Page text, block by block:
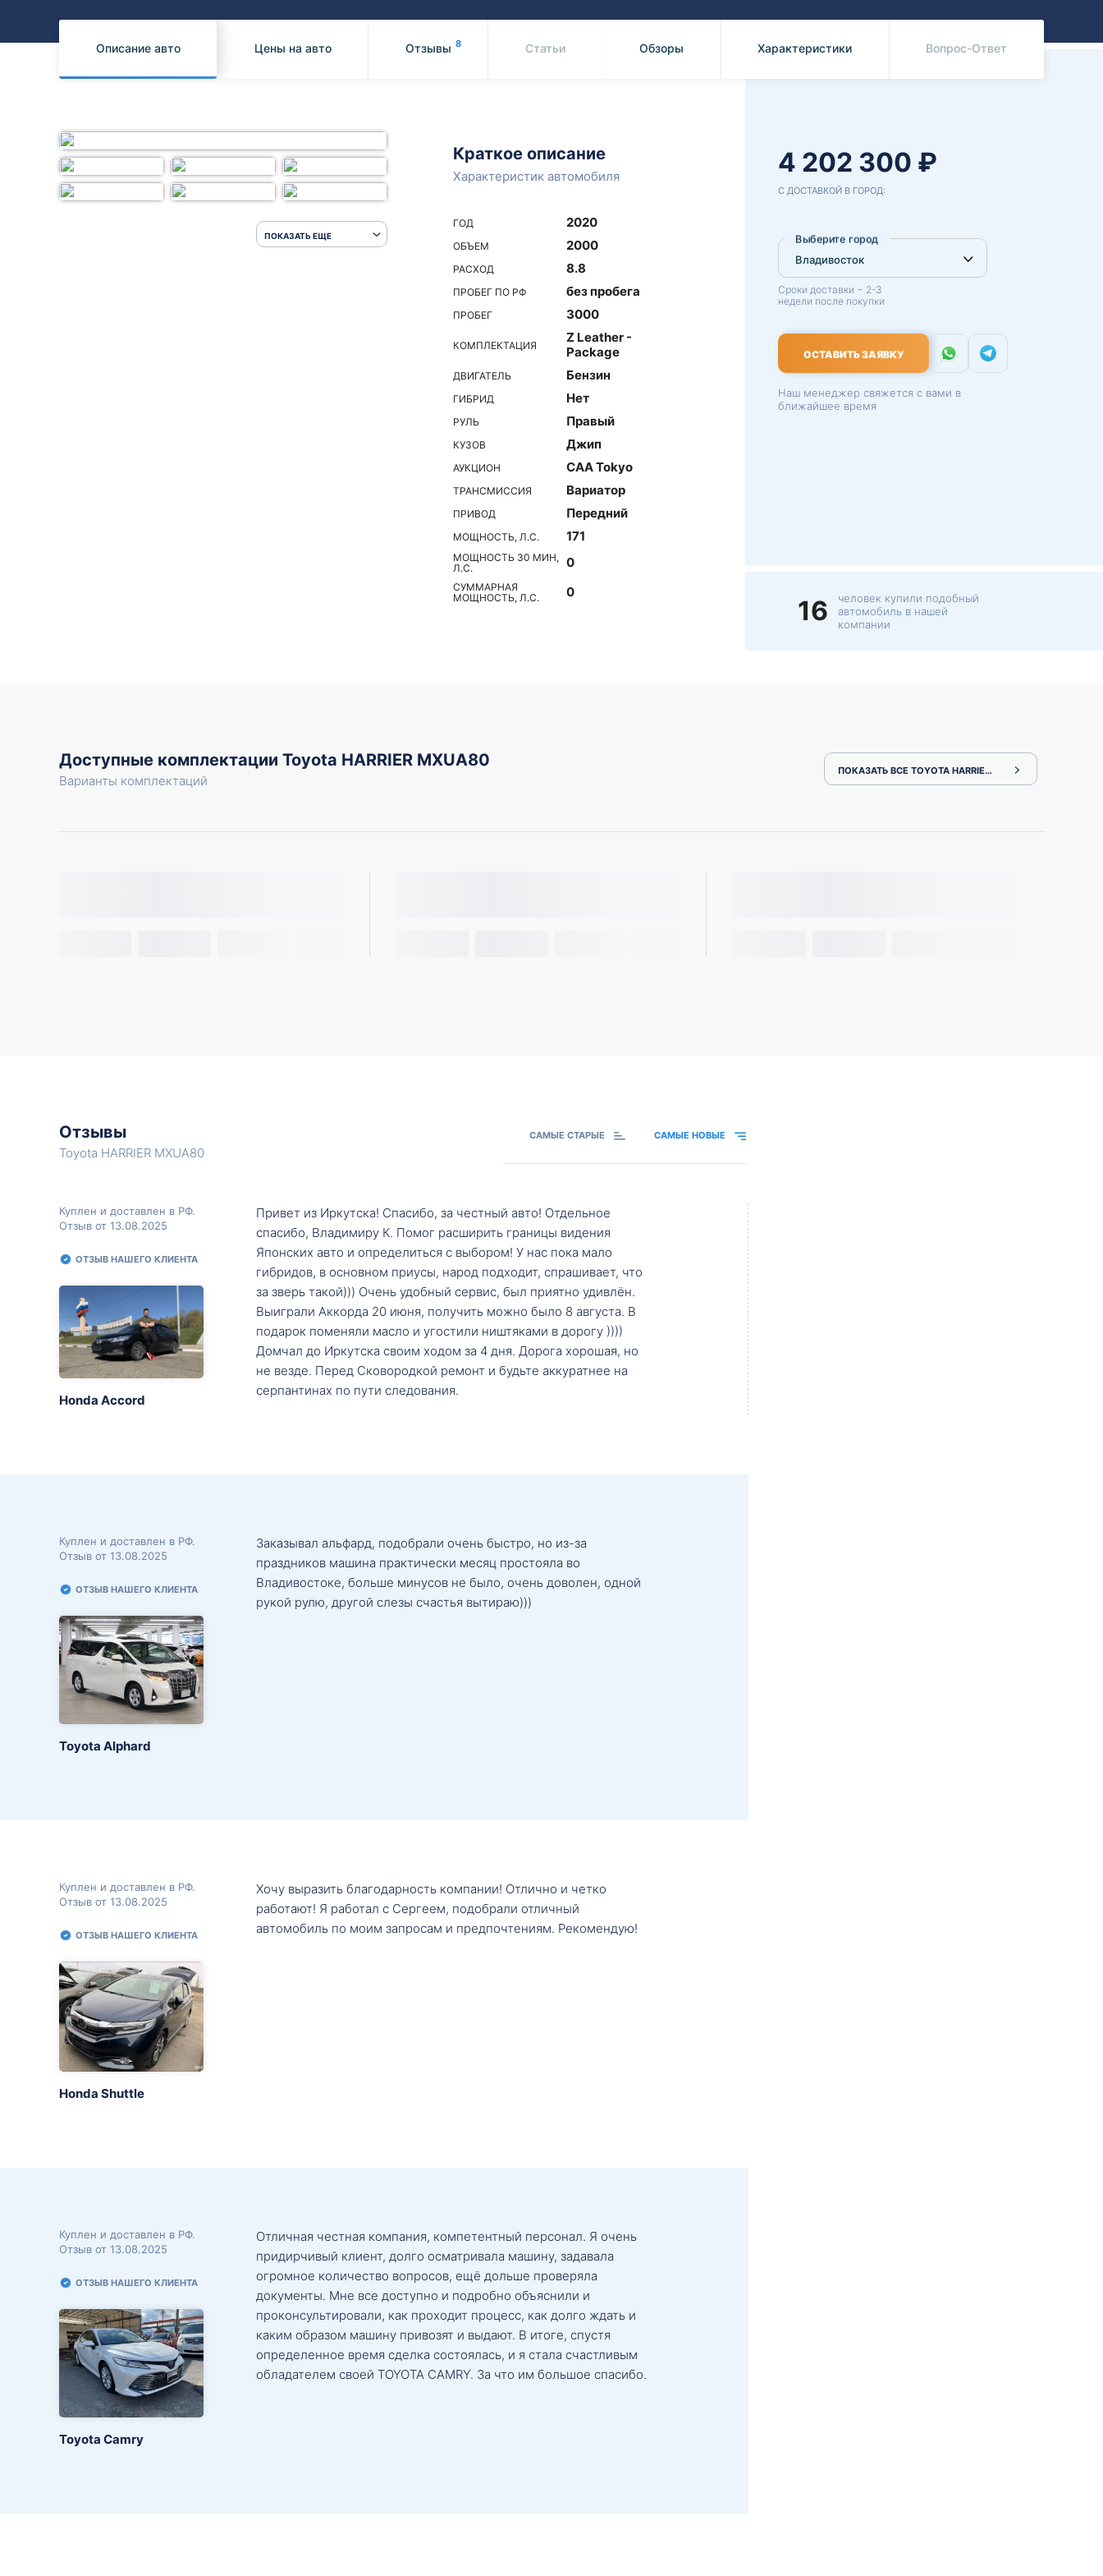
Subaru
Описание авто Цены на авто Отзывы 8 Статьи Обзоры Характеристики Вопрос-Ответ
ПОКАЗАТЬ ЕЩЕ
Краткое описание
Характеристик автомобиля
ГОД 2020
ОБЪЕМ 2000
РАСХОД 8.8
ПРОБЕГ ПО РФ без пробега
ПРОБЕГ 3000
КОМПЛЕКТАЦИЯ
Z Leather -
Package
ДВИГАТЕЛЬ Бензин
ГИБРИД Нет
РУЛЬ Правый
КУЗОВ Джип
АУКЦИОН CAA Tokyo
ТРАНСМИССИЯ Вариатор
ПРИВОД Передний
МОЩНОСТЬ, Л.С. 171
МОЩНОСТЬ 30 МИН,
Л.С.
0
СУММАРНАЯ
МОЩНОСТЬ, Л.С.
0
4 202 300 ₽
С ДОСТАВКОЙ В ГОРОД:
Выберите город
Сроки доставки ~ 2-3
недели после покупки
ОСТАВИТЬ ЗАЯВКУ
Наш менеджер свяжется с вами в
ближайшее время
16
человек купили подобный
автомобиль в нашей
компании
Доступные комплектации Toyota HARRIER MXUA80
Варианты комплектаций
ПОКАЗАТЬ ВСЕ TOYOTA HARRIER MXUA80
Отзывы
Toyota HARRIER MXUA80
САМЫЕ СТАРЫЕ САМЫЕ НОВЫЕ
Куплен и доставлен в РФ.
Отзыв от 13.08.2025
ОТЗЫВ НАШЕГО КЛИЕНТА
Honda Accord
Привет из Иркутска! Спасибо, за честный авто! Отдельное
спасибо, Владимиру К. Помог расширить границы видения
Японских авто и определиться с выбором! У нас пока мало
гибридов, в основном приусы, народ подходит, спрашивает, что
за зверь такой))) Очень удобный сервис, был приятно удивлён.
Выиграли Аккорда 20 июня, получить можно было 8 августа. В
подарок поменяли масло и угостили ништяками в дорогу ))))
Домчал до Иркутска своим ходом за 4 дня. Дорога хорошая, но
не везде. Перед Сковородкой ремонт и будьте аккуратнее на
серпантинах по пути следования.
Куплен и доставлен в РФ.
Отзыв от 13.08.2025
ОТЗЫВ НАШЕГО КЛИЕНТА
Toyota Alphard
Заказывал альфард, подобрали очень быстро, но из-за
праздников машина практически месяц простояла во
Владивостоке, больше минусов не было, очень доволен, одной
рукой рулю, другой слезы счастья вытираю)))
Куплен и доставлен в РФ.
Отзыв от 13.08.2025
ОТЗЫВ НАШЕГО КЛИЕНТА
Honda Shuttle
Хочу выразить благодарность компании! Отлично и четко
работают! Я работал с Сергеем, подобрали отличный
автомобиль по моим запросам и предпочтениям. Рекомендую!
Куплен и доставлен в РФ.
Отзыв от 13.08.2025
ОТЗЫВ НАШЕГО КЛИЕНТА
Toyota Camry
Отличная честная компания, компетентный персонал. Я очень
придирчивый клиент, долго осматривала машину, задавала
огромное количество вопросов, ещё дольше проверяла
документы. Мне все доступно и подробно объяснили и
проконсультировали, как проходит процесс, как долго ждать и
каким образом машину привозят и выдают. В итоге, спустя
определенное время сделка состоялась, и я стала счастливым
обладателем своей TOYOTA CAMRY. За что им большое спасибо.